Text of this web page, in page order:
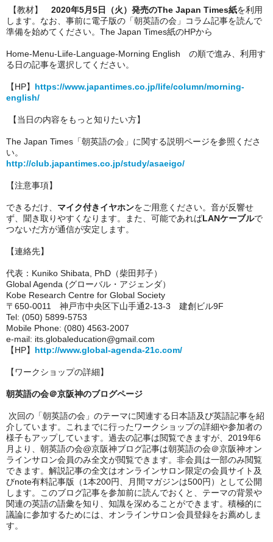
【教材】 2020年5月5日（火）発売のThe Japan Times紙を利用
します。なお、事前に電子版の「朝英語の会」コラム記事を読んで
準備を始めてください。The Japan Times紙のHPから
Home-Menu-Liife-Language-Morning English の順で進み、利用す
る日の記事を選択してください。
【HP】 https://www.japantimes.co.jp/life/column/morning-
english/
【当日の内容をもっと知りたい方】
The Japan Times「朝英語の会」に関する説明ページを参照くださ
い。
http://club.japantimes.co.jp/study/asaeigo/
【注意事項】
できるだけ、 マイク付きイヤホンをご用意ください。音が反響せ
ず、聞き取りやすくなります。また、可能であればLANケーブルで
つないだ方が通信が安定します。
【連絡先】
代表：Kuniko Shibata, PhD（柴田邦子）
Global Agenda (グローバル・アジェンダ）
Kobe Research Centre for Global Society
〒650-0011 神戸市中央区下山手通2-13-3 建創ビル9F
Tel: (050) 5899-5753
Mobile Phone: (080) 4563-2007
e-mail: its.globaleducation@gmail.com
【HP】 http://www.global-agenda-21c.com/
【ワークショップの詳細】
朝英語の会＠京阪神のブログページ
次回の「朝英語の会」のテーマに関連する日本語及び英語記事を紹
介しています。これまでに行ったワークショップの詳細や参加者の
様子もアップしています。過去の記事は閲覧できますが、2019年6
月より、朝英語の会@京阪神ブログ記事は朝英語の会＠京阪神オン
ラインサロン会員のみ全文が閲覧できます。非会員は一部のみ閲覧
できます。解説記事の全文はオンラインサロン限定の会員サイト及
びnote有料記事版（1本200円、月間マガジンは500円）として公開
します。このブログ記事を参加前に読んでおくと、テーマの背景や
関連の英語の語彙を知り、知識を深めることができます。積極的に
議論に参加するためには、オンラインサロン会員登録をお薦めしま
す。